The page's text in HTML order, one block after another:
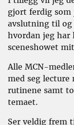
gjort ferdig som
avslutning til og
hvordan jeg
sceneshowet
Alle MCN-
med seg lecture
rutinene samt
temaet.
Ser veldig frem